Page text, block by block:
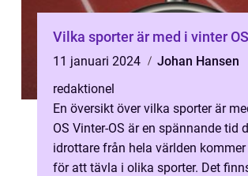
Vilka sporter är med i vinter OS
11 januari 2024
Johan Hansen
redaktionel
En översikt över vilka sporter är
OS Vinter-OS är en spännande tid
idrottare från hela världen
för att tävla i olika sporter. Det